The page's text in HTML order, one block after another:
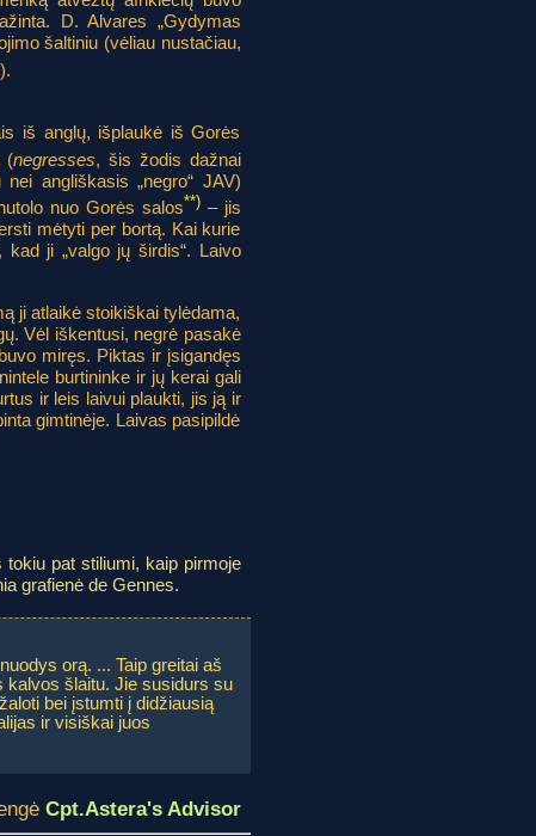
D. Alvares „Gydymas
šaltiniu (vėliau nustačiau,
iš anglų, išplaukė iš Gorės
(negresses, šis žodis dažnai
angliškasis „negro“ JAV)
nuo Gorės salos**)– jis
mėtyti per bortą. Kai kurie
ji „valgo jų širdis“. Laivo
ji atlaikė stoikiškai tylėdama,
Vėl iškentusi, negrė pasakė
miręs. Piktas ir įsigandęs
burtininke ir jų kerai gali
ir leis laivui plaukti, jis ją ir
gimtinėje. Laivas pasipildė
tokiu pat stiliumi, kaip pirmoje
grafienė de Gennes.
orą. ... Taip greitai aš
kalvos šlaitu. Jie susidurs su
bei įstumti į didžiausią
ir visiškai juos
Cpt.Astera's Advisor